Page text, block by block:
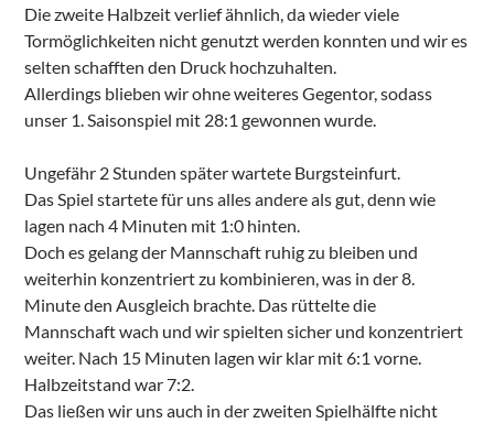
Die zweite Halbzeit verlief ähnlich, da wieder viele
Tormöglichkeiten nicht genutzt werden konnten und wir es
selten schafften den Druck hochzuhalten.
Allerdings blieben wir ohne weiteres Gegentor, sodass
unser 1. Saisonspiel mit 28:1 gewonnen wurde.
Ungefähr 2 Stunden später wartete Burgsteinfurt.
Das Spiel startete für uns alles andere als gut, denn wie
lagen nach 4 Minuten mit 1:0 hinten.
Doch es gelang der Mannschaft ruhig zu bleiben und
weiterhin konzentriert zu kombinieren, was in der 8.
Minute den Ausgleich brachte. Das rüttelte die
Mannschaft wach und wir spielten sicher und konzentriert
weiter. Nach 15 Minuten lagen wir klar mit 6:1 vorne.
Halbzeitstand war 7:2.
Das ließen wir uns auch in der zweiten Spielhälfte nicht